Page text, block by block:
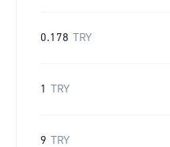
0.178 TRY
1 TRY
9 TRY